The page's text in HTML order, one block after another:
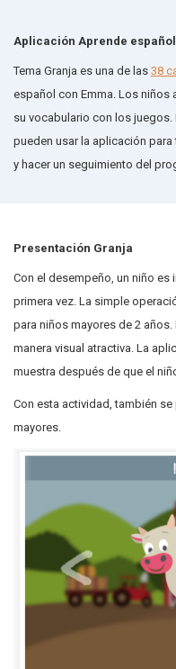
Aplicación Aprende español
Tema Granja es una de las 38
español con Emma. Los niños
su vocabulario con los
pueden usar la aplicación para
y hacer un seguimiento del
Presentación Granja
Con el desempeño, un niño
primera vez. La simple
para niños mayores de 2
manera visual atractiva. La
muestra después de que el
Con esta actividad, también
mayores.